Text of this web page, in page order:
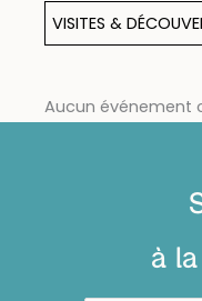
VISITES &
Aucun événement
à